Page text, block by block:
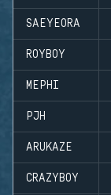
SAEYEORA
ROYBOY
MEPHI
PJH
ARUKAZE
CRAZYBOY